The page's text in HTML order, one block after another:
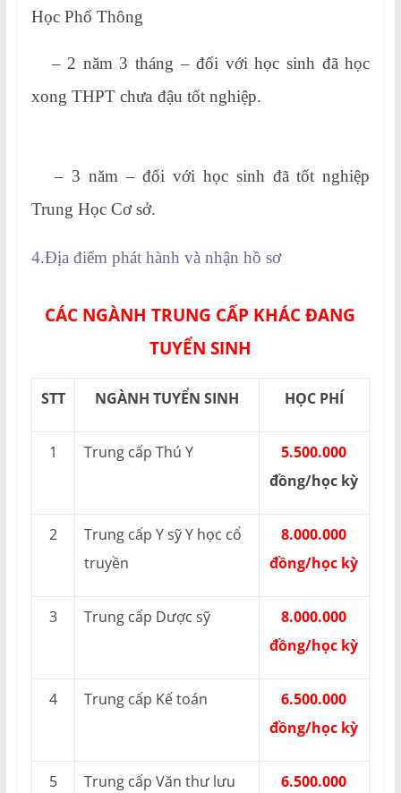
Học Phổ Thông
– 2 năm 3 tháng – đối với học sinh đã học
xong THPT chưa đậu tốt nghiệp.
– 3 năm – đối với học sinh đã tốt nghiệp
Trung Học Cơ sở.
4.Địa điểm phát hành và nhận hồ sơ
CÁC NGÀNH TRUNG CẤP KHÁC ĐANG
TUYỂN SINH
STT NGÀNH TUYỂN SINH HỌC PHÍ
1 Trung cấp Thú Y
5.500.000
đồng/học kỳ
2
Trung cấp Y sỹ Y học cổ
truyền
8.000.000
đồng/học kỳ
3 Trung cấp Dược sỹ
8.000.000
đồng/học kỳ
4 Trung cấp Kế toán
6.500.000
đồng/học kỳ
5
Trung cấp Văn thư lưu
6.500.000